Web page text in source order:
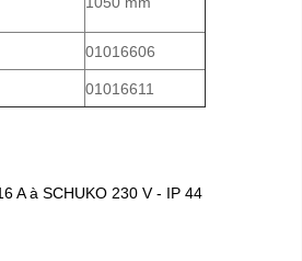
01016606
01016611
A à SCHUKO 230 V - IP 44